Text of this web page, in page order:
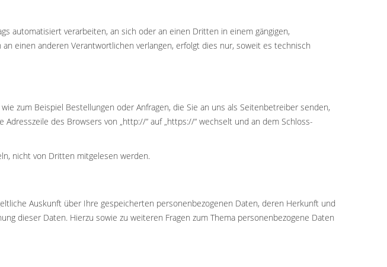
automatisiert verarbeiten, an sich oder an einen Dritten in einem gängigen,
einen anderen Verantwortlichen verlangen, erfolgt dies nur, soweit es technisch
zum Beispiel Bestellungen oder Anfragen, die Sie an uns als Seitenbetreiber senden,
des Browsers von „http://“ auf „https://“ wechselt und an dem Schloss-
nicht von Dritten mitgelesen werden.
Auskunft über Ihre gespeicherten personenbezogenen Daten, deren Herkunft und
dieser Daten. Hierzu sowie zu weiteren Fragen zum Thema personenbezogene Daten